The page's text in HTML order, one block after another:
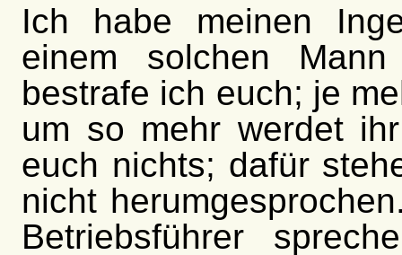
Ich habe meinen
einem solchen
bestrafe ich euch; je
um so mehr werdet
euch nichts; dafür
nicht
Betriebsführer